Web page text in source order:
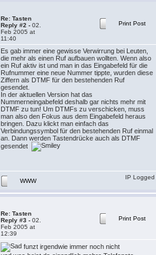
Re: Tasten
Reply #2 - 02.
Feb 2005 at
11:40
Print Post
Es gab immer eine gewisse Verwirrung bei Leuten,
die mehr als einen Ruf aufbauen wollten. Wenn also
ein Ruf aktiv ist und man in das Eingabefeld für die
Rufnummer eine neue Nummer tippte, wurden diese
Ziffern als DTMF für den bestehenden Ruf
gesendet.
In der aktuellen Version hat das
Nummerneingabefeld deshalb gar nichts mehr mit
DTMF zu tun! Um DTMFs zu verschicken, muss
man also den Fokus aus dem Eingabefeld heraus
bringen. Dazu klickt man einfach das
Verbindungssymbol für den bestehenden Ruf einmal
an. Dann werden Tastendrücke auch als DTMF
gesendet
WWW
IP Logged
Re: Tasten
Reply #3 - 02.
Feb 2005 at
12:39
Print Post
funzt irgendwie immer noch nicht